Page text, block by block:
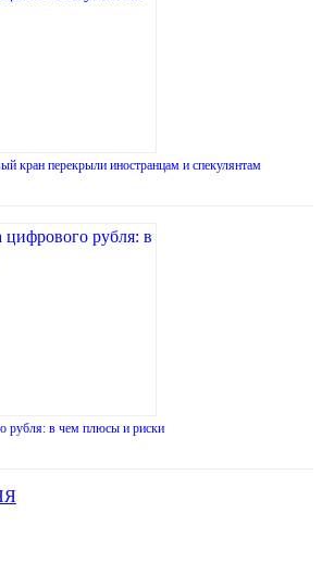
кран перекрыли иностранцам и спекулянтам
рубля: в чем плюсы и риски